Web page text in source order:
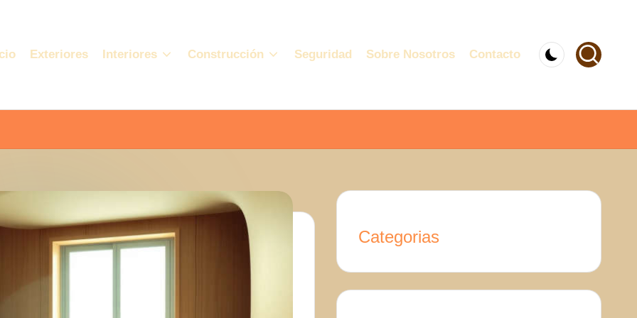
Exteriores Interiores Construcción Seguridad Sobre Nosotros Contacto
Categorias